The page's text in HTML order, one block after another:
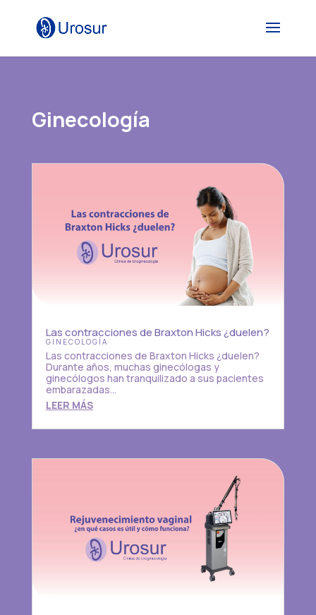
Ginecología
Las contracciones de Braxton Hicks ¿duelen?
GINECOLOGÍA
Las contracciones de Braxton Hicks ¿duelen?
Durante años, muchas ginecólogas y
ginecólogos han tranquilizado a sus pacientes
embarazadas...
LEER MÁS